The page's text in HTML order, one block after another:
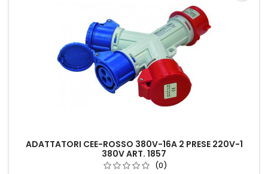
ADATTATORI CEE-ROSSO 380V-16A 2 PRESE 220V-1
380V ART. 1857
(0)